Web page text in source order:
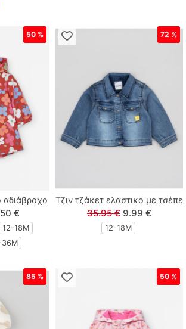
με επένδυση και κουκούλα print
€
12-18Μ
50 %
Τζιν τζάκετ ελαστικό με
35.95 € 9.99 €
12-18Μ
72 %
85 % 50 %